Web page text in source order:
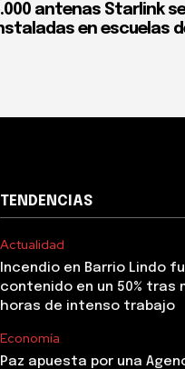
antenas Starlink
en escuelas
TENDENCIAS
Actualidad
Incendio en Barrio Lindo
contenido en un 50% tras
horas de intenso trabajo
Economía
Paz apuesta por una